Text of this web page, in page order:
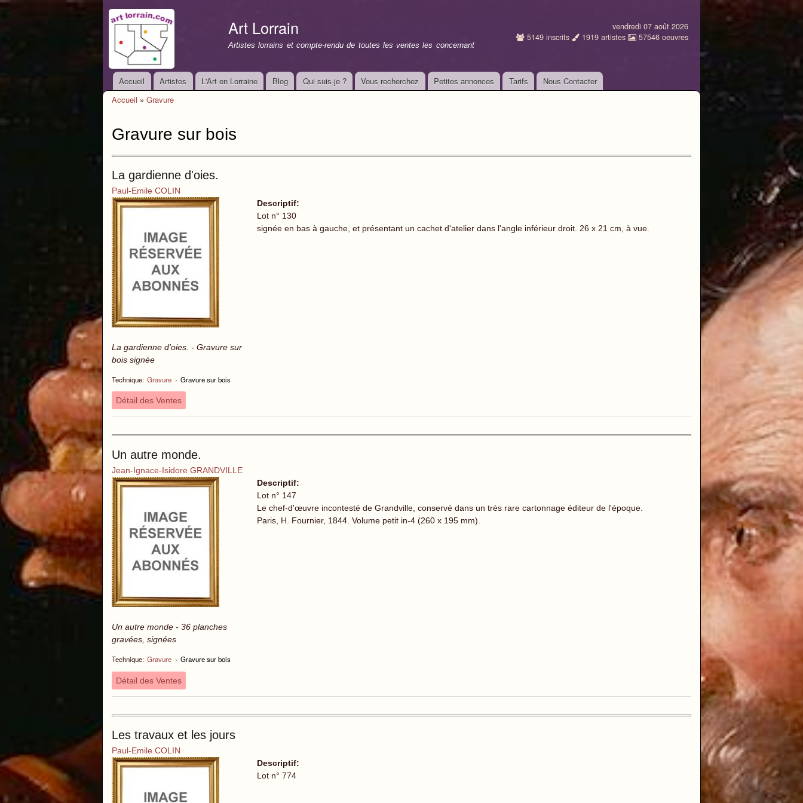
Art Lorrain
Artistes lorrains et compte-rendu de toutes les ventes les concernant
vendredi 07 août 2026
5149 inscrits 1919 artistes 57546 oeuvres
Menu principal
Accueil Artistes L'Art en Lorraine Blog Qui suis-je ? Vous recherchez Petites annonces Tarifs Nous Contacter
Accueil » Gravure
Gravure sur bois
La gardienne d'oies.
Paul-Emile COLIN
La gardienne d'oies. - Gravure sur
bois signée
Technique: Gravure › Gravure sur bois
Descriptif:
Lot n° 130
signée en bas à gauche, et présentant un cachet d'atelier dans l'angle inférieur droit. 26 x 21 cm, à vue.
Détail des Ventes
Un autre monde.
Jean-Ignace-Isidore GRANDVILLE
Un autre monde - 36 planches
gravées, signées
Technique: Gravure › Gravure sur bois
Descriptif:
Lot n° 147
Le chef-d'œuvre incontesté de Grandville, conservé dans un très rare cartonnage éditeur de l'époque.
Paris, H. Fournier, 1844. Volume petit in-4 (260 x 195 mm).
Détail des Ventes
Les travaux et les jours
Paul-Emile COLIN
Descriptif:
Lot n° 774